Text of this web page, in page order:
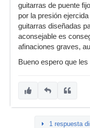
guitarras de puente
por la presión
guitarras diseñadas
aconsejable es
afinaciones graves,
Bueno espero que
1 respuesta